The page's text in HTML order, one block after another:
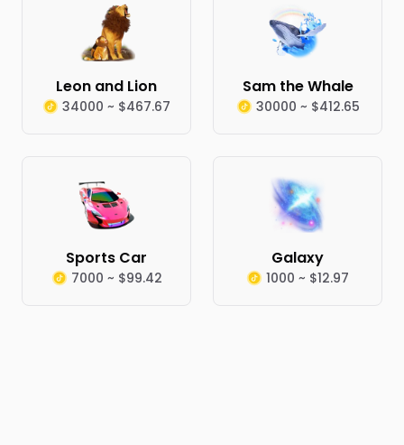
Leon and Lion
34000 ~ $467.67
Sam the Whale
30000 ~ $412.65
Sports Car
7000 ~ $99.42
Galaxy
1000 ~ $12.97